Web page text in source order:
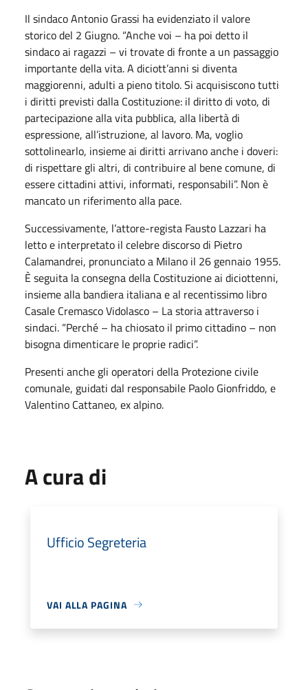
Il sindaco Antonio Grassi ha evidenziato il valore
storico del 2 Giugno. “Anche voi – ha poi detto il
sindaco ai ragazzi – vi trovate di fronte a un passaggio
importante della vita. A diciott’anni si diventa
maggiorenni, adulti a pieno titolo. Si acquisiscono tutti
i diritti previsti dalla Costituzione: il diritto di voto, di
partecipazione alla vita pubblica, alla libertà di
espressione, all’istruzione, al lavoro. Ma, voglio
sottolinearlo, insieme ai diritti arrivano anche i doveri:
di rispettare gli altri, di contribuire al bene comune, di
essere cittadini attivi, informati, responsabili”. Non è
mancato un riferimento alla pace.
Successivamente, l’attore-regista Fausto Lazzari ha
letto e interpretato il celebre discorso di Pietro
Calamandrei, pronunciato a Milano il 26 gennaio 1955.
È seguita la consegna della Costituzione ai diciottenni,
insieme alla bandiera italiana e al recentissimo libro
Casale Cremasco Vidolasco – La storia attraverso i
sindaci. “Perché – ha chiosato il primo cittadino – non
bisogna dimenticare le proprie radici”.
Presenti anche gli operatori della Protezione civile
comunale, guidati dal responsabile Paolo Gionfriddo, e
Valentino Cattaneo, ex alpino.
A cura di
Ufficio Segreteria
VAI ALLA PAGINA